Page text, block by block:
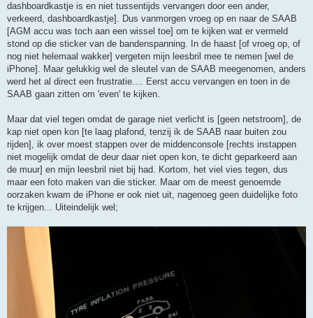
dashboardkastje is en niet tussentijds vervangen door een ander,
verkeerd, dashboardkastje]. Dus vanmorgen vroeg op en naar de SAAB
[AGM accu was toch aan een wissel toe] om te kijken wat er vermeld
stond op die sticker van de bandenspanning. In de haast [of vroeg op, of
nog niet helemaal wakker] vergeten mijn leesbril mee te nemen [wel de
iPhone]. Maar gelukkig wel de sleutel van de SAAB meegenomen, anders
werd het al direct een frustratie.... Eerst accu vervangen en toen in de
SAAB gaan zitten om 'even' te kijken.
Maar dat viel tegen omdat de garage niet verlicht is [geen netstroom], de
kap niet open kon [te laag plafond, tenzij ik de SAAB naar buiten zou
rijden], ik over moest stappen over de middenconsole [rechts instappen
niet mogelijk omdat de deur daar niet open kon, te dicht geparkeerd aan
de muur] en mijn leesbril niet bij had. Kortom, het viel vies tegen, dus
maar een foto maken van die sticker. Maar om de meest genoemde
oorzaken kwam de iPhone er ook niet uit, nagenoeg geen duidelijke foto
te krijgen... Uiteindelijk wel;